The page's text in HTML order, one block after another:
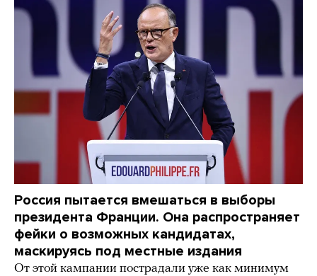
Россия пытается вмешаться в выборы
президента Франции. Она распространяет
фейки о возможных кандидатах,
маскируясь под местные издания
От этой кампании пострадали уже как минимум